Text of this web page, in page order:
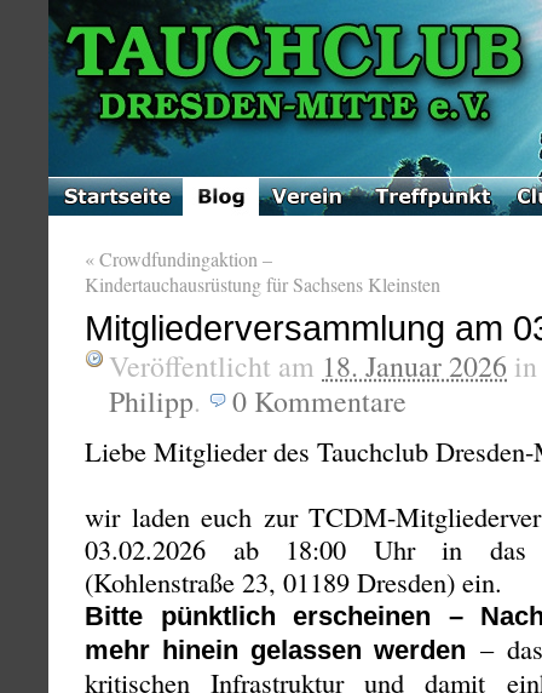
«Crowdfundingaktion –
Kindertauchausrüstung für Sachsens Kleinsten
Mitgliederversammlung am
Veröffentlicht am 18. Januar 2026
Philipp. 0 Kommentare
Liebe Mitglieder des Tauchclub
wir laden euch zur TCDM-
03.02.2026 ab 18:00 Uhr in das
(Kohlenstraße 23, 01189 Dresden) ein.
Bitte pünktlich erscheinen –
mehr hinein gelassen werden –
kritischen Infrastruktur und damit